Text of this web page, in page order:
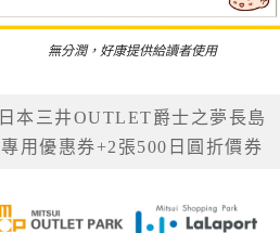
無分潤，好康提供給讀者使用
日本三井OUTLET爵士之夢長島
專用優惠券+2張500日圓折價券